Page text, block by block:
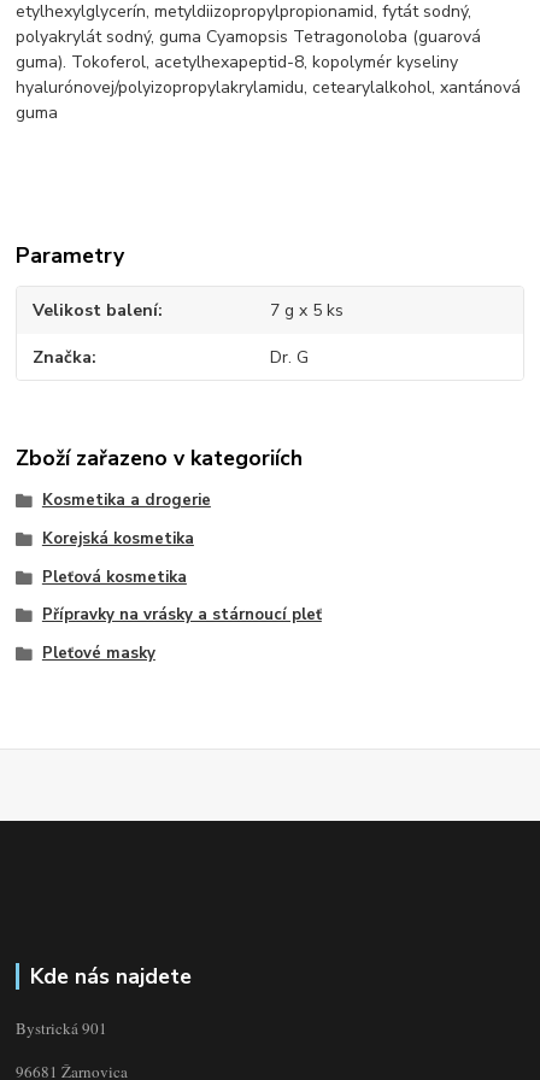
etylhexylglycerín, metyldiizopropylpropionamid, fytát sodný,
polyakrylát sodný, guma Cyamopsis Tetragonoloba (guarová
guma). Tokoferol, acetylhexapeptid-8, kopolymér kyseliny
hyalurónovej/polyizopropylakrylamidu, cetearylalkohol, xantánová
guma
Parametry
Velikost balení 7 g x 5 ks
Značka Dr. G
Zboží zařazeno v kategoriích
Kosmetika a drogerie
Korejská kosmetika
Pleťová kosmetika
Přípravky na vrásky a stárnoucí pleť
Pleťové masky
Kde nás najdete
Bystrická 901
96681 Žarnovica